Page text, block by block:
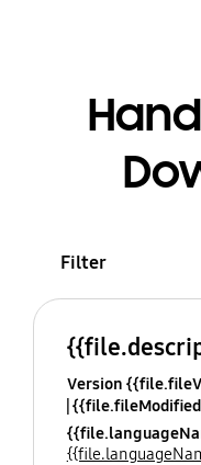
Filter
Version